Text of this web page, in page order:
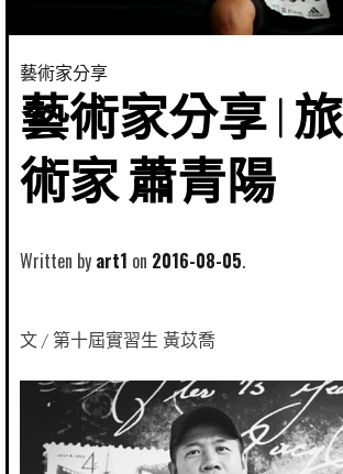
藝術家分享
藝術家分享 |
術家 蕭青陽
Written by art1 2016-08-05
文 / 第十屆實習生 黃苡喬